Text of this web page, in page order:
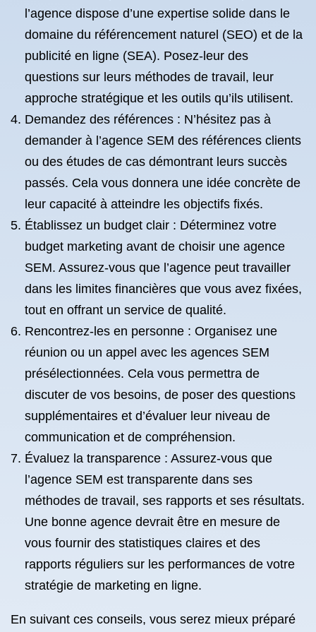
l’agence dispose d’une expertise solide dans le
domaine du référencement naturel (SEO) et de la
publicité en ligne (SEA). Posez-leur des
questions sur leurs méthodes de travail, leur
approche stratégique et les outils qu’ils utilisent.
Demandez des références : N’hésitez pas à
demander à l’agence SEM des références clients
ou des études de cas démontrant leurs succès
passés. Cela vous donnera une idée concrète de
leur capacité à atteindre les objectifs fixés.
Établissez un budget clair : Déterminez votre
budget marketing avant de choisir une agence
SEM. Assurez-vous que l’agence peut travailler
dans les limites financières que vous avez fixées,
tout en offrant un service de qualité.
Rencontrez-les en personne : Organisez une
réunion ou un appel avec les agences SEM
présélectionnées. Cela vous permettra de
discuter de vos besoins, de poser des questions
supplémentaires et d’évaluer leur niveau de
communication et de compréhension.
Évaluez la transparence : Assurez-vous que
l’agence SEM est transparente dans ses
méthodes de travail, ses rapports et ses résultats.
Une bonne agence devrait être en mesure de
vous fournir des statistiques claires et des
rapports réguliers sur les performances de votre
stratégie de marketing en ligne.
En suivant ces conseils, vous serez mieux préparé